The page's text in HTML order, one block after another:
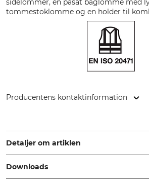
sidelommer, en påsat baglomme med
tommestoklomme og en holder til
Producentens kontaktinformation
www.sioenapparel.com
Detaljer om artiklen
Mærke
SIP Protection
Downloads